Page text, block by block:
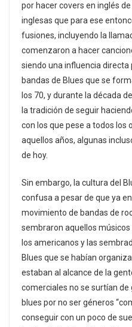
por hacer covers en inglés
inglesas que para ese
fusiones, incluyendo la
comenzaron a hacer
siendo una influencia directa
bandas de Blues que se
los 70, y durante la década
la tradición de seguir
con los que pese a todos los
aquellos años, algunas
de hoy.
Sin embargo, la cultura del
confusa a pesar de que ya
movimiento de bandas de
sembraron aquellos
los americanos y las
Blues que se habían
estaban al alcance de la
comerciales no se surtían de
blues por no ser géneros
conseguir con un poco de